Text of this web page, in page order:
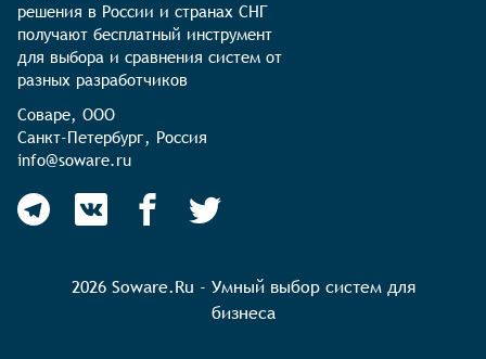
решения в России и странах СНГ
получают бесплатный инструмент
для выбора и сравнения систем от
разных разработчиков
Соваре, ООО
Санкт-Петербург, Россия
info@soware.ru
2026 Soware.Ru - Умный выбор систем для
бизнеса